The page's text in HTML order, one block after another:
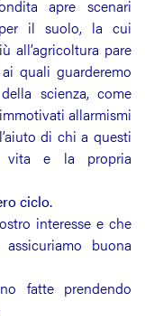
apre scenari
il suolo, la cui
all’agricoltura pare
quali guarderemo
scienza, come
allarmismi
di chi a questi
vita e la propria
ciclo.
interesse e che
buona
fatte prendendo